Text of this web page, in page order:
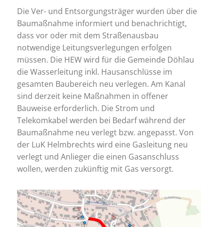
Die Ver- und Entsorgungsträger wurden über die
Baumaßnahme informiert und benachrichtigt,
dass vor oder mit dem Straßenausbau
notwendige Leitungsverlegungen erfolgen
müssen. Die HEW wird für die Gemeinde Döhlau
die Wasserleitung inkl. Hausanschlüsse im
gesamten Baubereich neu verlegen. Am Kanal
sind derzeit keine Maßnahmen in offener
Bauweise erforderlich. Die Strom und
Telekomkabel werden bei Bedarf während der
Baumaßnahme neu verlegt bzw. angepasst. Von
der LuK Helmbrechts wird eine Gasleitung neu
verlegt und Anlieger die einen Gasanschluss
wollen, werden zukünftig mit Gas versorgt.